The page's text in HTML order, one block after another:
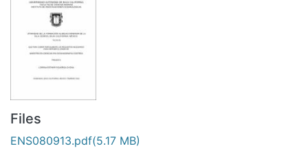
Files
ENS080913.pdf(5.17 MB)